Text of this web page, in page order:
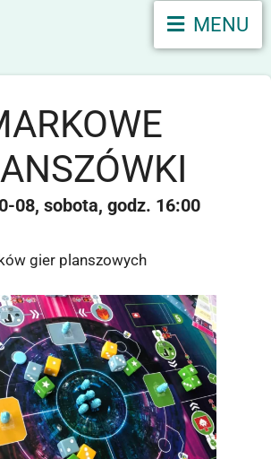
narzędzi
MENU
08 sobota 16:00
gier planszowych